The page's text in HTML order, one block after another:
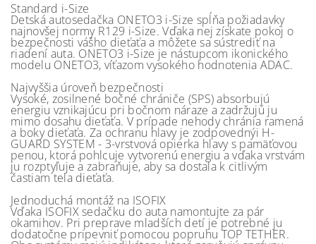
Standard i-Size
Detská autosedačka ONETO3 i-Size spĺňa požiadavky
najnovšej normy R129 i-Size. Vďaka nej získate pokoj o
bezpečnosti vášho dieťaťa a môžete sa sústrediť na
riadení auta. ONETO3 i-Size je nástupcom ikonického
modelu ONETO3, víťazom vysokého hodnotenia ADAC.
Najvyššia úroveň bezpečnosti
Vysoké, zosilnené bočné chrániče (SPS) absorbujú
energiu vznikajúcu pri bočnom náraze a zadržujú ju
mimo dosahu dieťaťa. V prípade nehody chránia ramená
a boky dieťaťa. Za ochranu hlavy je zodpovednýi H-
GUARD SYSTEM - 3-vrstvová opierka hlavy s pamäťovou
penou, ktorá pohlcuje vytvorenú energiu a vďaka vrstvám
ju rozptyľuje a zabraňuje, aby sa dostala k citlivým
častiam tela dieťaťa.
Jednoduchá montáž na ISOFIX
Vďaka ISOFIX sedačku do auta namontujte za pár
okamihov. Pri preprave mladších detí je potrebné ju
dodatočne pripevniť pomocou popruhu TOP TETHER.